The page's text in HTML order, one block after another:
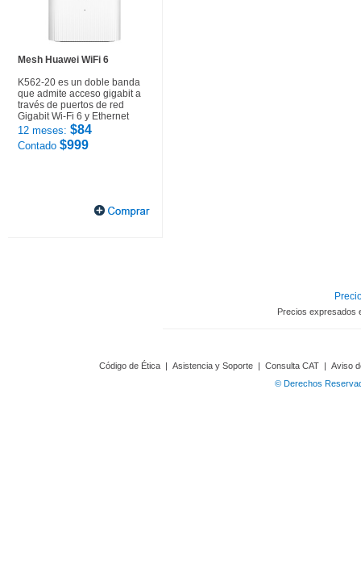
Mesh Huawei WiFi 6
K562-20 es un doble banda
que admite acceso gigabit a
través de puertos de red
Gigabit Wi-Fi 6 y Ethernet
12 meses: $84
Contado $999
Precios expresados
Código de Ética | Asistencia y Soporte | Consulta CAT | Aviso
© Derechos